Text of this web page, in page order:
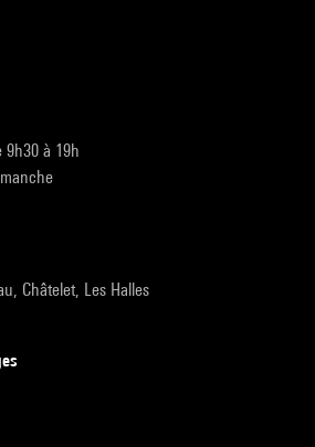
9h30 à 19h
Châtelet, Les Halles